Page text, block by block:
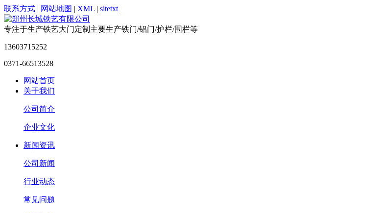
联系方式 | 网站地图 | XML | sitetxt
专注于生产铁艺大门定制 主要生产铁门/铝门/护栏/围栏等
13603715252
0371-66513528
网站首页
关于我们
公司简介
企业文化
新闻资讯
公司新闻
行业动态
常见问题